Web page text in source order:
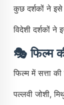
कुछ दर्शकों ने इसे
विदेशी दर्शकों
🎭 फिल्म
फिल्म में सत्ता की
पल्लवी जोशी,